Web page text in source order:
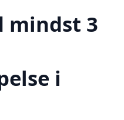
mindst 3
i